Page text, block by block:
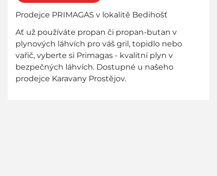
Prodejce PRIMAGAS v lokalitě Bedihošť
Ať už používáte propan či propan-butan v
plynových láhvích pro váš gril, topidlo nebo
vařič, vyberte si Primagas - kvalitní plyn v
bezpečných láhvích. Dostupné u našeho
prodejce Karavany Prostějov.